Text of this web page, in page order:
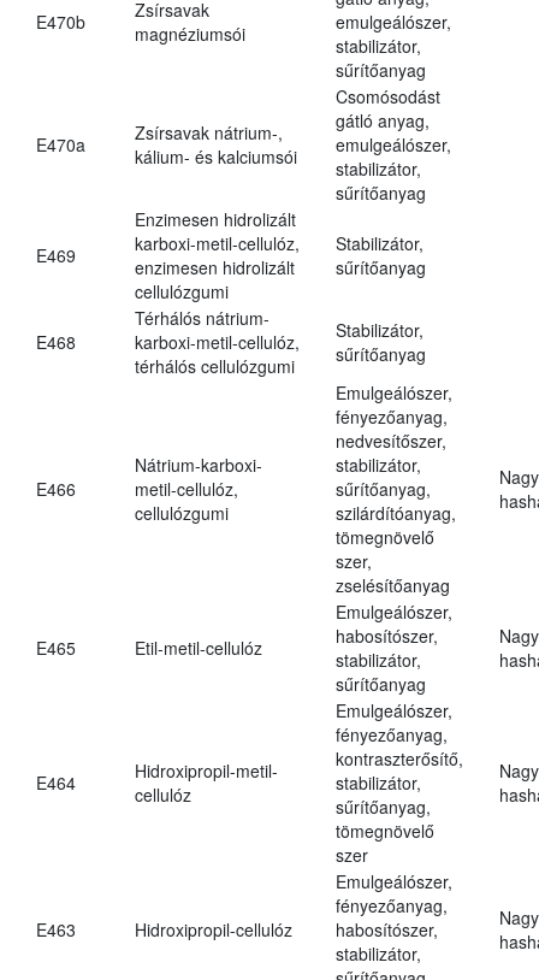
E470b
Zsírsavak
magnéziumsói
emulgeálószer,
stabilizátor,
sűrítőanyag
E470a
Zsírsavak nátrium-,
kálium- és kalciumsói
Csomósodást
gátló anyag,
emulgeálószer,
stabilizátor,
sűrítőanyag
E469
Enzimesen hidrolizált
karboxi-metil-cellulóz,
enzimesen hidrolizált
cellulózgumi
Stabilizátor,
sűrítőanyag
E468
Térhálós nátrium-
karboxi-metil-cellulóz,
térhálós cellulózgumi
Stabilizátor,
sűrítőanyag
E466
Nátrium-karboxi-
metil-cellulóz,
cellulózgumi
Emulgeálószer,
fényezőanyag,
nedvesítőszer,
stabilizátor,
sűrítőanyag,
szilárdítóanyag,
tömegnövelő
szer,
zselésítőanyag
E465 Etil-metil-cellulóz
Emulgeálószer,
habosítószer,
stabilizátor,
sűrítőanyag
E464
Hidroxipropil-metil-
cellulóz
Emulgeálószer,
fényezőanyag,
kontraszterősítő,
stabilizátor,
sűrítőanyag,
tömegnövelő
szer
E463 Hidroxipropil-cellulóz
Emulgeálószer,
fényezőanyag,
habosítószer,
stabilizátor,